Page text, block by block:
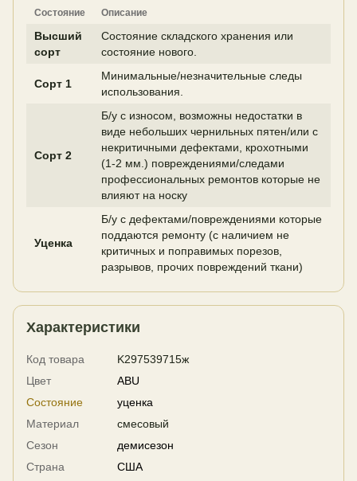
Состояние Описание
Высший
сорт
Состояние складского хранения или
состояние нового.
Сорт 1
Минимальные/незначительные следы
использования.
Сорт 2
Б/у с износом, возможны недостатки в
виде небольших чернильных пятен/или с
некритичными дефектами, крохотными
(1-2 мм.) повреждениями/следами
профессиональных ремонтов которые не
влияют на носку
Уценка
Б/у с дефектами/повреждениями которые
поддаются ремонту (с наличием не
критичных и поправимых порезов,
разрывов, прочих повреждений ткани)
Характеристики
Код товара
K297539715ж
Цвет
ABU
Состояние
уценка
Материал
смесовый
Сезон
демисезон
Страна
США